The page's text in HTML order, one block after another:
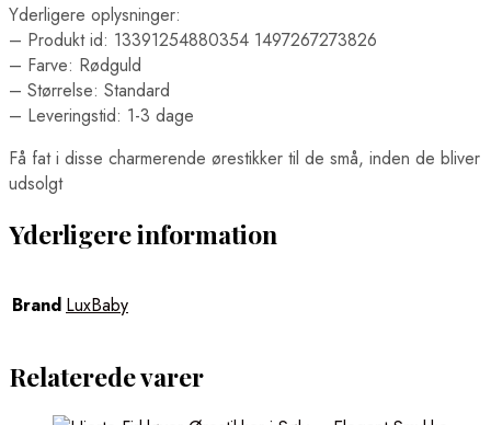
Yderligere oplysninger:
– Produkt id: 13391254880354 1497267273826
– Farve: Rødguld
– Størrelse: Standard
– Leveringstid: 1-3 dage
Få fat i disse charmerende ørestikker til de små, inden de bliver
udsolgt
Yderligere information
Brand LuxBaby
Relaterede varer